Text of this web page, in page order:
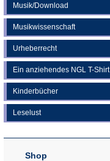
Musik/Download
Musikwissenschaft
Urheberrecht
Ein anziehendes NGL T-Shirt
Kinderbücher
Leselust
Shop